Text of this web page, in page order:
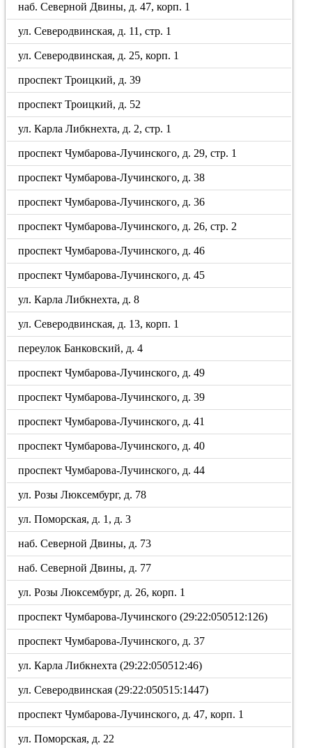
наб. Северной Двины, д. 47, корп. 1
ул. Северодвинская, д. 11, стр. 1
ул. Северодвинская, д. 25, корп. 1
проспект Троицкий, д. 39
проспект Троицкий, д. 52
ул. Карла Либкнехта, д. 2, стр. 1
проспект Чумбарова-Лучинского, д. 29, стр. 1
проспект Чумбарова-Лучинского, д. 38
проспект Чумбарова-Лучинского, д. 36
проспект Чумбарова-Лучинского, д. 26, стр. 2
проспект Чумбарова-Лучинского, д. 46
проспект Чумбарова-Лучинского, д. 45
ул. Карла Либкнехта, д. 8
ул. Северодвинская, д. 13, корп. 1
переулок Банковский, д. 4
проспект Чумбарова-Лучинского, д. 49
проспект Чумбарова-Лучинского, д. 39
проспект Чумбарова-Лучинского, д. 41
проспект Чумбарова-Лучинского, д. 40
проспект Чумбарова-Лучинского, д. 44
ул. Розы Люксембург, д. 78
ул. Поморская, д. 1, д. 3
наб. Северной Двины, д. 73
наб. Северной Двины, д. 77
ул. Розы Люксембург, д. 26, корп. 1
проспект Чумбарова-Лучинского (29:22:050512:126)
проспект Чумбарова-Лучинского, д. 37
ул. Карла Либкнехта (29:22:050512:46)
ул. Северодвинская (29:22:050515:1447)
проспект Чумбарова-Лучинского, д. 47, корп. 1
ул. Поморская, д. 22